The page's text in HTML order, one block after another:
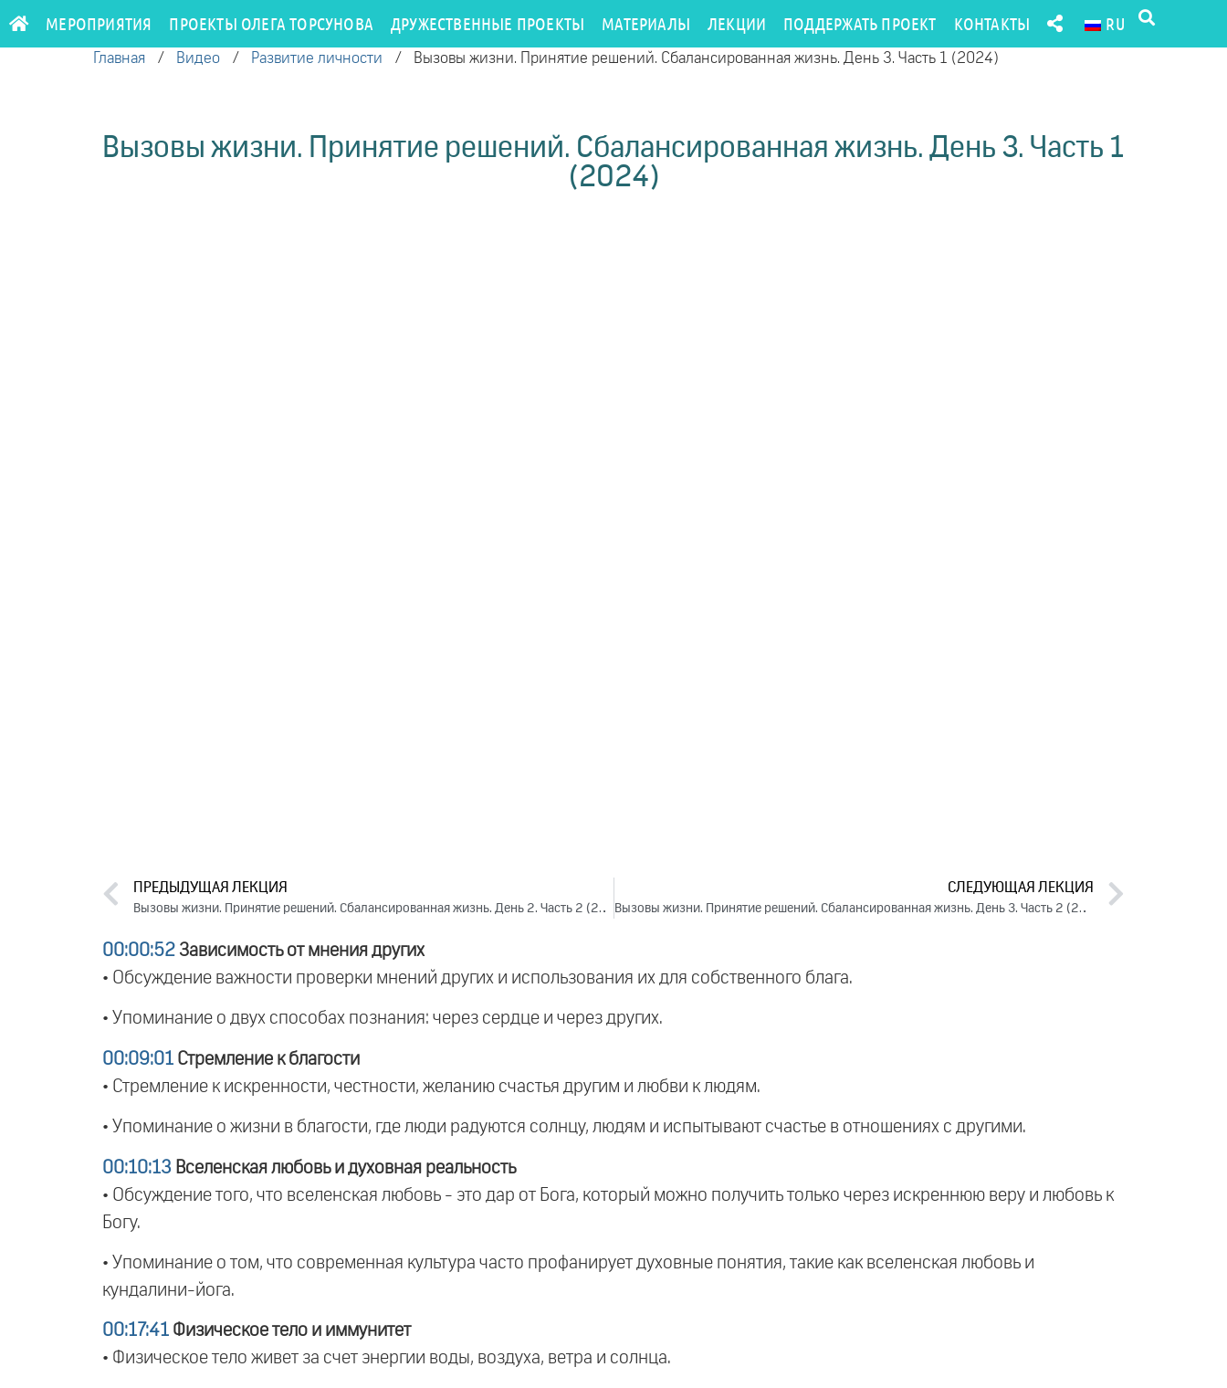
МЕРОПРИЯТИЯ ПРОЕКТЫ ОЛЕГА ТОРСУНОВА ДРУЖЕСТВЕННЫЕ ПРОЕКТЫ МАТЕРИАЛЫ ЛЕКЦИИ ПОДДЕРЖАТЬ ПРОЕКТ КОНТАКТЫ RU
Главная / Видео / Развитие личности / Вызовы жизни. Принятие решений. Сбалансированная жизнь. День 3. Часть 1 (2024)
Вызовы жизни. Принятие решений. Сбалансированная жизнь. День 3. Часть 1
(2024)
ПРЕДЫДУЩАЯ ЛЕКЦИЯ
Вызовы жизни. Принятие решений. Сбалансированная жизнь. День 2. Часть 2 (2024)
СЛЕДУЮЩАЯ ЛЕКЦИЯ
Вызовы жизни. Принятие решений. Сбалансированная жизнь. День 3. Часть 2 (2024)
00:00:52 Зависимость от мнения других
• Обсуждение важности проверки мнений других и использования их для собственного блага.
• Упоминание о двух способах познания: через сердце и через других.
00:09:01 Стремление к благости
• Стремление к искренности, честности, желанию счастья другим и любви к людям.
• Упоминание о жизни в благости, где люди радуются солнцу, людям и испытывают счастье в отношениях с другими.
00:10:13 Вселенская любовь и духовная реальность
• Обсуждение того, что вселенская любовь - это дар от Бога, который можно получить только через искреннюю веру и любовь к
Богу.
• Упоминание о том, что современная культура часто профанирует духовные понятия, такие как вселенская любовь и
кундалини-йога.
00:17:41 Физическое тело и иммунитет
• Физическое тело живет за счет энергии воды, воздуха, ветра и солнца.